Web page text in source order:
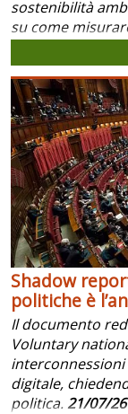
sostenibilità
su come
Shadow
politiche è
Il documento
Voluntary
interconnessioni
digitale,
politica.21/07/26